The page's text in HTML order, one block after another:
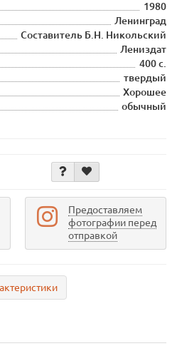
1980
Ленинград
Составитель Б.Н. Никольский
Лениздат
400 с.
твердый
Хорошее
обычный
Предоставляем
фотографии перед
отправкой